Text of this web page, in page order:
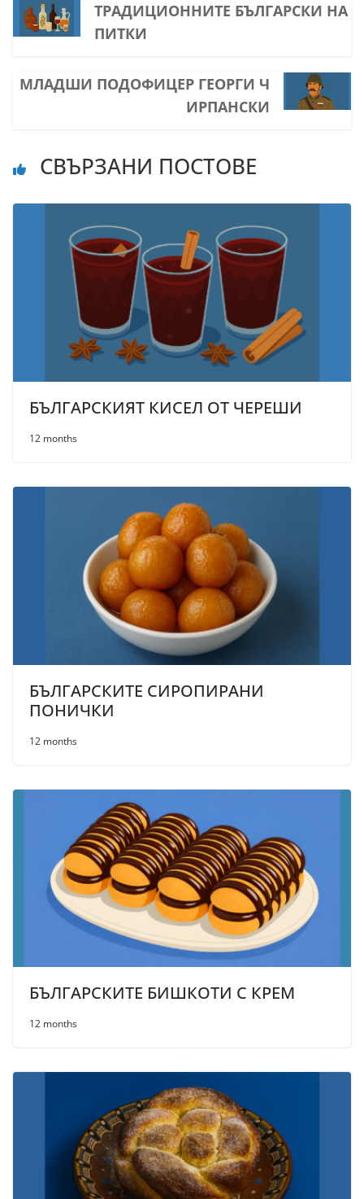
ТРАДИЦИОННИТЕ БЪЛГАРСКИ НА
ПИТКИ
МЛАДШИ ПОДОФИЦЕР ГЕОРГИ Ч
ИРПАНСКИ
СВЪРЗАНИ ПОСТОВЕ
БЪЛГАРСКИЯТ КИСЕЛ ОТ ЧЕРЕШИ
12 months
БЪЛГАРСКИТЕ СИРОПИРАНИ
ПОНИЧКИ
12 months
БЪЛГАРСКИТЕ БИШКОТИ С КРЕМ
12 months